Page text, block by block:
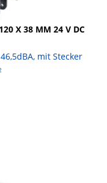
X 38 MM 24 V DC
mit Stecker